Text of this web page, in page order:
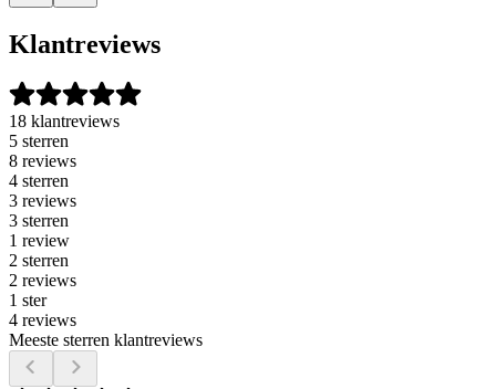
Klantreviews
18 klantreviews
5 sterren
8 reviews
4 sterren
3 reviews
3 sterren
1 review
2 sterren
2 reviews
1 ster
4 reviews
Meeste sterren klantreviews